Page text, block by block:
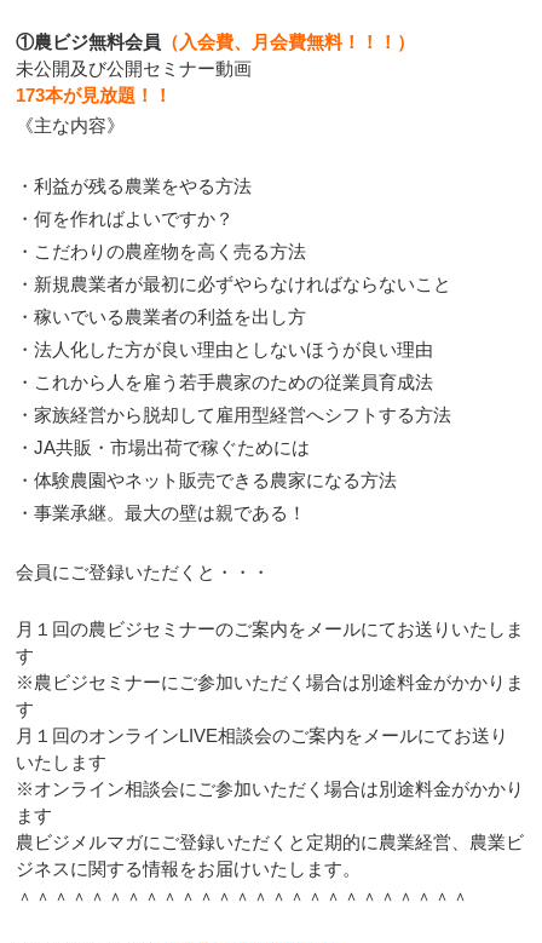
①農ビジ無料会員 （入会費、月会費無料！！！）
未公開及び公開セミナー動画
173本が見放題！！
《主な内容》
・利益が残る農業をやる方法
・何を作ればよいですか？
・こだわりの農産物を高く売る方法
・新規農業者が最初に必ずやらなければならないこと
・稼いでいる農業者の利益を出し方
・法人化した方が良い理由としないほうが良い理由
・これから人を雇う若手農家のための従業員育成法
・家族経営から脱却して雇用型経営へシフトする方法
・JA共販・市場出荷で稼ぐためには
・体験農園やネット販売できる農家になる方法
・事業承継。最大の壁は親である！
会員にご登録いただくと・・・
月１回の農ビジセミナーのご案内をメールにてお送りいたしま
す
※農ビジセミナーにご参加いただく場合は別途料金がかかりま
す
月１回のオンラインLIVE相談会のご案内をメールにてお送り
いたします
※オンライン相談会にご参加いただく場合は別途料金がかかり
ます
農ビジメルマガにご登録いただくと定期的に農業経営、農業ビ
ジネスに関する情報をお届けいたします。
＾＾＾＾＾＾＾＾＾＾＾＾＾＾＾＾＾＾＾＾＾＾＾＾＾